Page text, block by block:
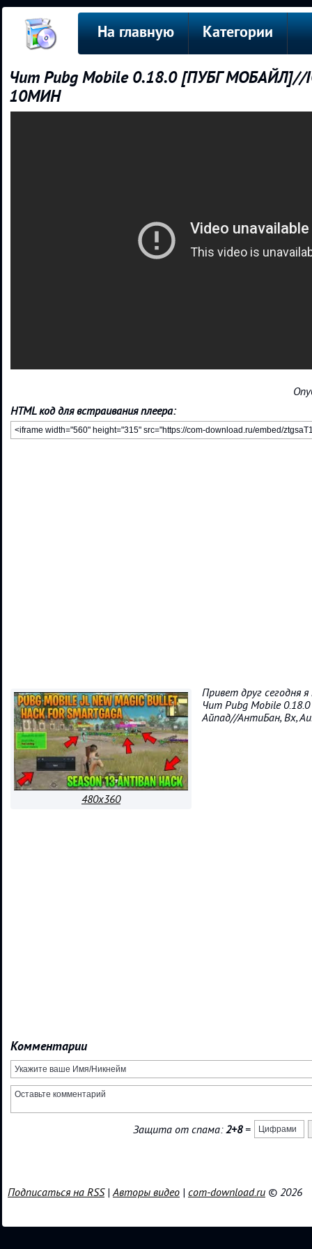
На главную Категории
Чит Pubg Mobile 0.18.0 [ПУБГ МОБАЙЛ]//
10МИН
HTML код для встраивания плеера:
480x360
Привет друг сегодня
Чит Pubg Mobile
Айпад//АнтиБан, Вх,
Комментарии
Защита от спама:2+8=
Подписаться на RSS|Авторы видео | com-download.ru © 2026